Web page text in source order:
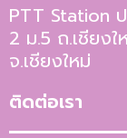
PTT Station
2 ม.5 ถ.เชียง
จ.เชียงใหม่
ติดต่อเรา